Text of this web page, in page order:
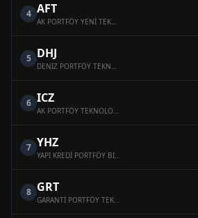
4 AFT
AK PORTFÖY YENİ TEKNOLOJİLER YABANCI HİSSE SENEDİ FONU
5 DHJ
DENİZ PORTFÖY TEKNOLOJİ ŞİRKETLERİ HİSSE SENEDİ FONU (HİSSE SENEDİ YOĞUN FON)
6 ICZ
AK PORTFÖY TEKNOLOJİ ŞİRKETLERİ HİSSE SENEDİ (TL) FONU (HİSSE SENEDİ YOĞUN FON)
7 YHZ
YAPI KREDİ PORTFÖY BIST TEKNOLOJİ AĞIRLIK SINIRLAMALI ENDEKSİ HİSSE SENEDİ FONU ( HİSSE SENEDİ YOĞUN FON)
8 GRT
GARANTİ PORTFÖY TEKNOLOJİ ŞİRKETLERİ HİSSE SENEDİ (TL) FONU (HİSSE SENEDİ YOĞUN FON)